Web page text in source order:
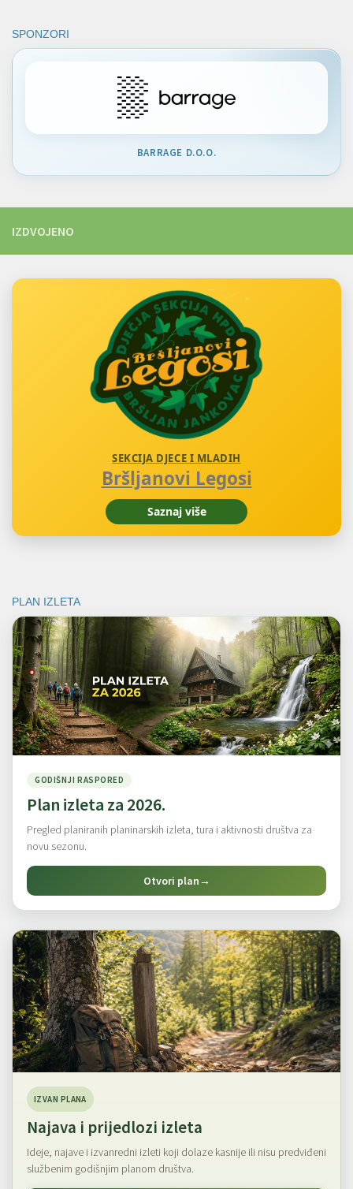
SPONZORI
BARRAGE D.O.O.
IZDVOJENO
SEKCIJA DJECE I MLADIH
Bršljanovi Legosi
Saznaj više
PLAN IZLETA
GODIŠNJI RASPORED
Plan izleta za 2026.
Pregled planiranih planinarskih izleta, tura i aktivnosti društva za
novu sezonu.
Otvori plan→
IZVAN PLANA
Najava i prijedlozi izleta
Ideje, najave i izvanredni izleti koji dolaze kasnije ili nisu predviđeni
službenim godišnjim planom društva.